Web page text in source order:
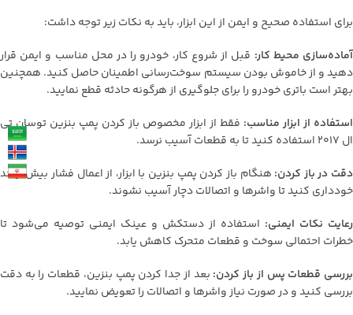
برای استفاده صحیح و ایمن از این ابزار، باید به نکات زیر توجه داشت:
آماده‌سازی محیط کار: قبل از شروع کار، خودرو را در محل مناسب و ایمن قرار
دهید و از خاموش بودن سیستم سوخت‌رسانی اطمینان حاصل کنید. همچنین
بهتر است باتری خودرو را برای جلوگیری از هرگونه حادثه قطع نمایید.
استفاده از ابزار مناسب: فقط از ابزار مخصوص باز کردن پمپ بنزین توسان تی
ال 2017 استفاده کنید تا به قطعات آسیب نرسد.
دقت در باز کردن: هنگام باز کردن پمپ بنزین با ابزار، از اعمال فشار بیش از حد
خودداری کنید تا واشرها و اتصالات دچار آسیب نشوند.
رعایت نکات ایمنی: استفاده از دستکش و عینک ایمنی توصیه می‌شود تا
خطرات احتمالی سوخت و قطعات متحرک کاهش یابد.
بررسی قطعات پس از باز کردن: بعد از جدا کردن پمپ بنزین، قطعات را به دقت
بررسی کنید و در صورت نیاز واشرها و اتصالات را تعویض نمایید.